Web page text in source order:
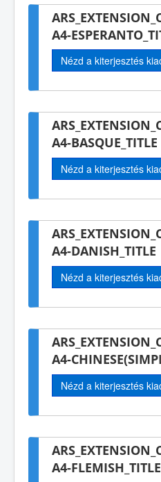
A4-
Nézd a kiterjesztés
A4-BASQUE_TITLE
Nézd a kiterjesztés
A4-DANISH_TITLE
Nézd a kiterjesztés
A4-
Nézd a kiterjesztés
A4-FLEMISH_TITLE